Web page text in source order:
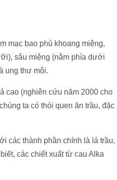
mạc bao phủ khoang miệng,
sâu miệng (nằm phía dưới
ung thư môi.
cao (nghiên cứu năm 2000 cho
ta có thói quen ăn trầu, đặc
các thành phần chính là lá trầu,
các chiết xuất từ cau Alka